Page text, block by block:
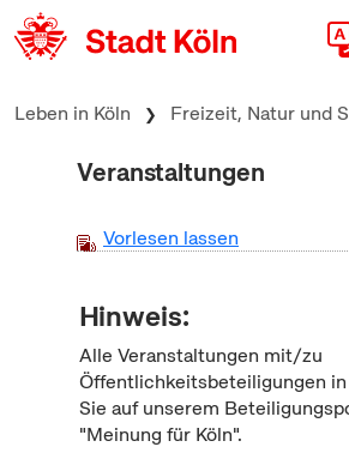
zum Inhalt springen
Leben in Köln Freizeit, Natur und
Veranstaltungen
Vorlesen lassen
Hinweis:
Alle Veranstaltungen mit/zu
Öffentlichkeitsbeteiligungen in
Sie auf unserem
"Meinung für Köln".